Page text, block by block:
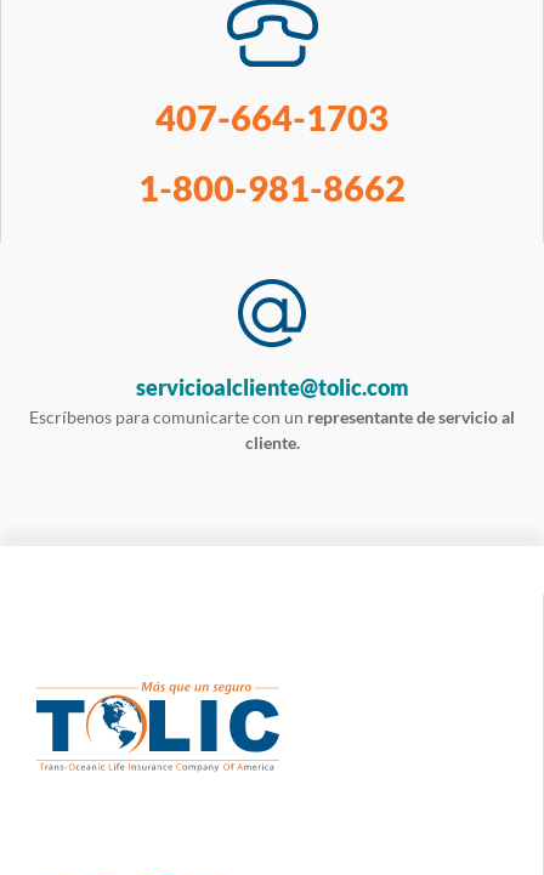
407-664-1703
1-800-981-8662
servicioalcliente@tolic.com
Escríbenos para comunicarte con un representante de servicio al
cliente.